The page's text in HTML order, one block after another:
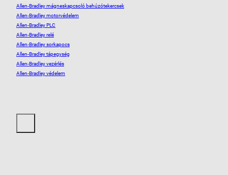
Allen-Bradley mágneskapcsoló behúzótekercsek
Allen-Bradley motorvédelem
Allen-Bradley PLC
Allen-Bradley relé
Allen-Bradley sorkapocs
Allen-Bradley tápegység
Allen-Bradley vezérlés
Allen-Bradley védelem